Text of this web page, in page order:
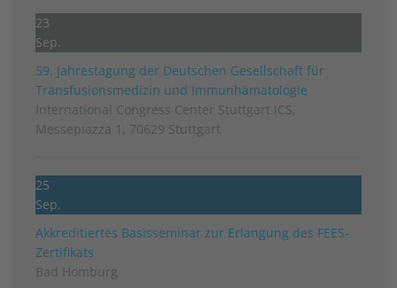
23
Sep.
59. Jahrestagung der Deutschen Gesellschaft für
Transfusionsmedizin und Immunhämatologie
International Congress Center Stuttgart ICS,
Messepiazza 1, 70629 Stuttgart
25
Sep.
Akkreditiertes Basisseminar zur Erlangung des FEES-
Zertifikats
Bad Homburg